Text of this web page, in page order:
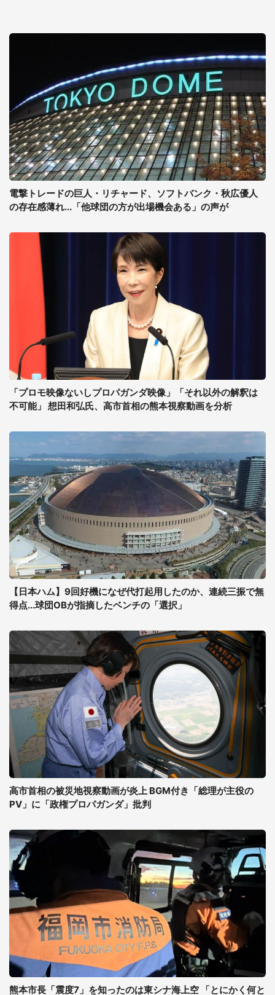
電撃トレードの巨人・リチャード、ソフトバンク・秋広優人
の存在感薄れ...「他球団の方が出場機会ある」の声が
「プロモ映像ないしプロパガンダ映像」「それ以外の解釈は
不可能」 想田和弘氏、高市首相の熊本視察動画を分析
【日本ハム】9回好機になぜ代打起用したのか、連続三振で無
得点...球団OBが指摘したベンチの「選択」
高市首相の被災地視察動画が炎上 BGM付き「総理が主役の
PV」に「政権プロパガンダ」批判
熊本市長「震度7」を知ったのは東シナ海上空 「とにかく何と